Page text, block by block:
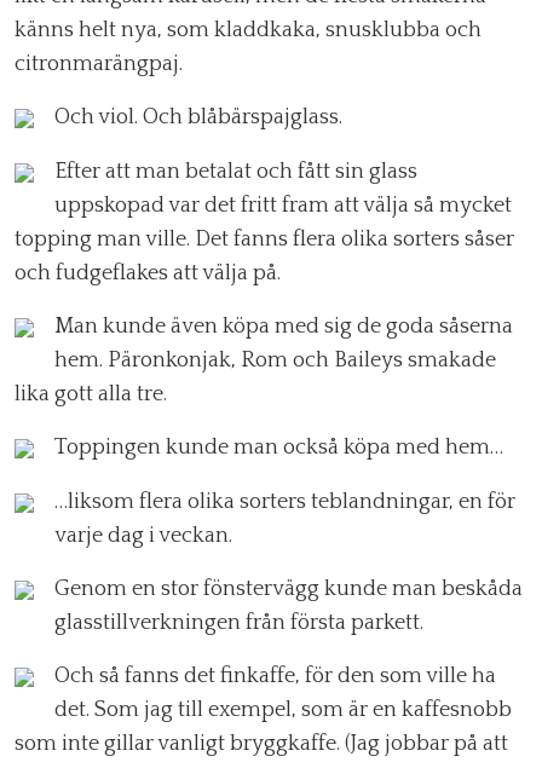
känns helt nya, som kladdkaka, snusklubba och
citronmarängpaj.
Och viol. Och blåbärspajglass.
Efter att man betalat och fått sin glass
uppskopad var det fritt fram att välja så mycket
topping man ville. Det fanns flera olika sorters såser
och fudgeflakes att välja på.
Man kunde även köpa med sig de goda såserna
hem. Päronkonjak, Rom och Baileys smakade
lika gott alla tre.
Toppingen kunde man också köpa med hem…
…liksom flera olika sorters teblandningar, en för
varje dag i veckan.
Genom en stor fönstervägg kunde man beskåda
glasstillverkningen från första parkett.
Och så fanns det finkaffe, för den som ville ha
det. Som jag till exempel, som är en kaffesnobb
som inte gillar vanligt bryggkaffe. (Jag jobbar på att